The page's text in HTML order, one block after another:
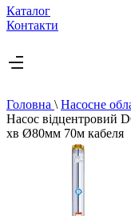
Каталог
Контакти
Головна \ Насосне
Насос вiдцентровий
хв Ø80мм 70м кабеля